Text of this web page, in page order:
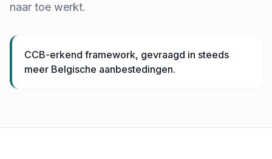
naar toe werkt.
CCB-erkend framework, gevraagd in steeds
meer Belgische aanbestedingen.